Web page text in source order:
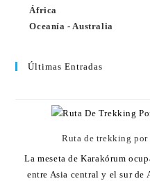
África
Oceanía - Australia
Últimas Entradas
Ruta de trekking por
La meseta de Karakórum
entre Asia central y el sur de